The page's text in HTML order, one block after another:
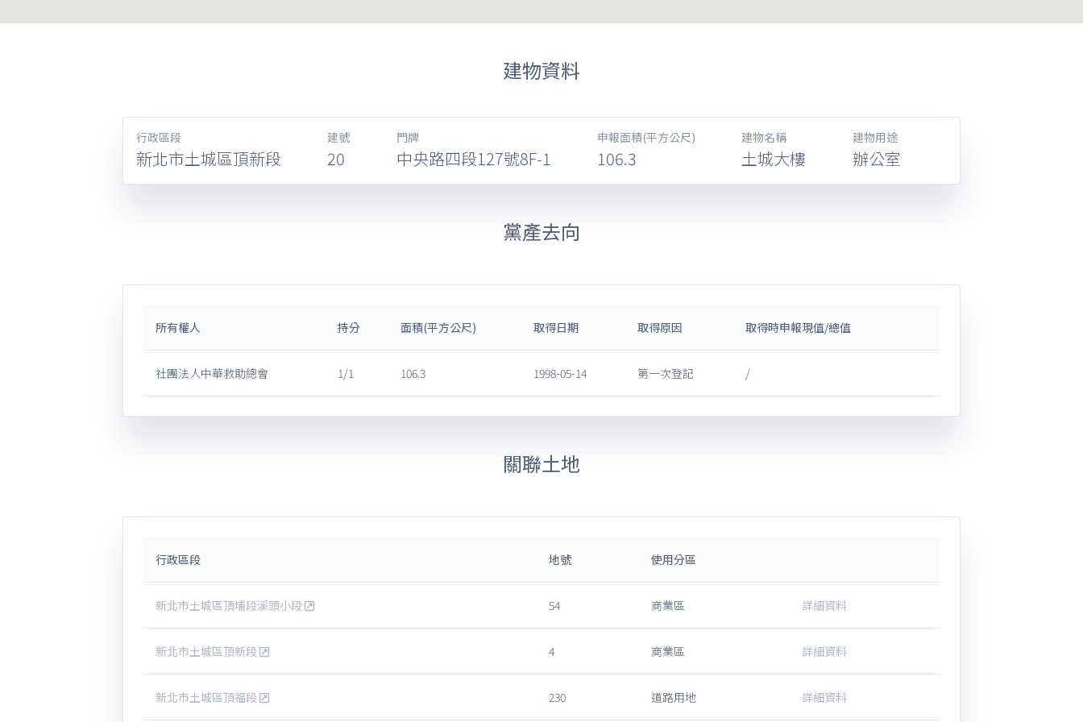
建物資料
行政區段
新北市土城區頂新段
建號
20
門牌
中央路四段127號8F-1
申報面積(平方公尺)
106.3
建物名稱
土城大樓
建物用途
辦公室
黨產去向
所有權人 持分 面積(平方公尺) 取得日期 取得原因 取得時申報現值/總值
社團法人中華救助總會 1/1 106.3 1998-05-14 第一次登記 /
關聯土地
行政區段 地號 使用分區
新北市土城區頂埔段溪頭小段 54 商業區 詳細資料
新北市土城區頂新段 4 商業區 詳細資料
新北市土城區頂福段 230 道路用地 詳細資料